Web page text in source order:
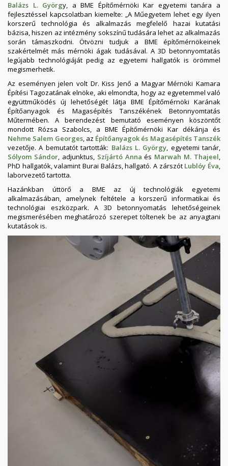
Balázs L. György, a BME Építőmérnöki Kar egyetemi tanára a
fejlesztéssel kapcsolatban kiemelte: „A Műegyetem lehet egy ilyen
korszerű technológia és alkalmazás megfelelő hazai kutatási
bázisa, hiszen az intézmény sokszínű tudására lehet az alkalmazás
során támaszkodni. Ötvözni tudjuk a BME építőmérnökeinek
szakértelmét más mérnöki ágak tudásával. A 3D betonnyomtatás
legújabb technológiáját pedig az egyetemi hallgatók is örömmel
megismerhetik.
Az eseményen jelen volt Dr. Kiss Jenő a Magyar Mérnöki Kamara
Építési Tagozatának elnöke, aki elmondta, hogy az egyetemmel való
együttműködés új lehetőségét látja BME Építőmérnöki Karának
Építőanyagok és Magasépítés Tanszékének Betonnyomtatás
Műtermében. A berendezést bemutató eseményen köszöntőt
mondott Rózsa Szabolcs, a BME Építőmérnöki Kar dékánja és
Nehme Salem Georges, az Építőanyagok és Magasépítés Tanszék
vezetője. A bemutatót tartották: Balázs L. György, egyetemi tanár,
Sólyom Sándor, adjunktus, Szíjártó Anna és Marwah M. Thajeel,
PhD hallgatók, valamint Burai Balázs, hallgató. A zárszót Lublóy Éva,
laborvezető tartotta.
Hazánkban úttörő a BME az új technológiák egyetemi
alkalmazásában, amelynek feltétele a korszerű informatikai és
technológiai eszközpark. A 3D betonnyomatás lehetőségeinek
megismerésében meghatározó szerepet töltenek be az anyagtani
kutatások is.